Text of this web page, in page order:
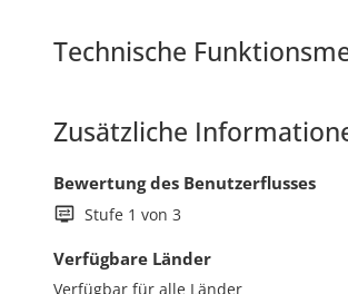
Technische
Zusätzliche
Bewertung des Benutzerflusses
Stufe 1 von 3
Verfügbare Länder
Verfügbar für alle Länder